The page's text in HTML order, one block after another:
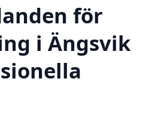
för
i Ängsvik